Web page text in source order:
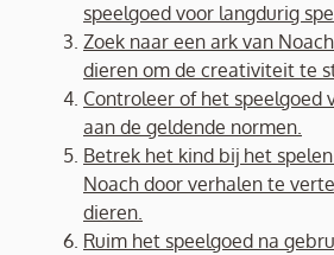
speelgoed voor langdurig
Zoek naar een ark van
dieren om de creativiteit te
Controleer of het speelgoed
aan de geldende normen.
Betrek het kind bij het
Noach door verhalen te
dieren.
Ruim het speelgoed na